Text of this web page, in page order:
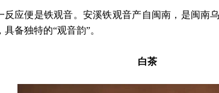
反应便是铁观音。安溪铁观音产自闽南，是闽南
备独特的“观音韵”。
白茶